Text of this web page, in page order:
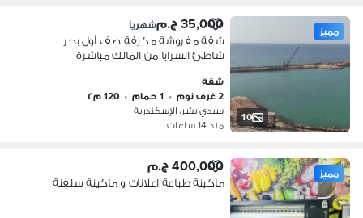
10
مميز 35,000 ج.م شهرياً
شقة مفروشة مكيفة صف أول بحر
شاطئ السرايا من المالك مباشرة
شقة
2 غرف نوم
• 1 حمام • 120 م٢
سيدي بشر، الإسكندرية
منذ 14 ساعات
مميز 400,000 ج.م
ماكينة طباعة اعلانات و ماكينة سلفنة